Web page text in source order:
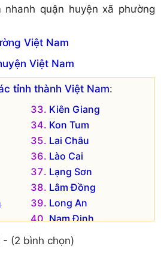
quận huyện xã phường
Việt Nam
Việt Nam
tỉnh thành Việt Nam:
Kiên Giang
Kon Tum
Lai Châu
Lào Cai
Lạng Sơn
Lâm Đồng
Long An
Nam Định
Nghệ An
Ninh Bình
- (2 bình chọn)